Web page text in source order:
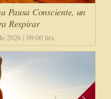
Pausa Consciente, un
Respirar
2026 | 09:00 hrs.